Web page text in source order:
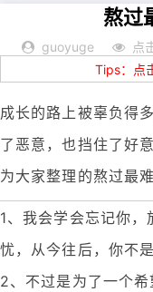
熬过
guoyuge 点
Tips：点
成长的路上被辜负得
了恶意，也挡住了好
为大家整理的熬过最
1、我会学会忘记你
忧，从今往后，你不
2、不过是为了一个希